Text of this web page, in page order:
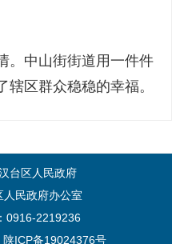
中山街街道用一件件
区群众稳稳的幸福。
台区人民政府
民政府办公室
0916-2219236
陕ICP备19024376号